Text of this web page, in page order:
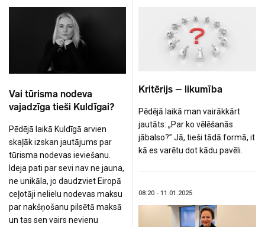
Vai tūrisma nodeva
vajadzīga tieši Kuldīgai?
Pēdējā laikā Kuldīgā arvien
skaļāk izskan jautājums par
tūrisma nodevas ieviešanu.
Ideja pati par sevi nav ne jauna,
ne unikāla, jo daudzviet Eiropā
ceļotāji nelielu nodevas maksu
par nakšņošanu pilsētā maksā
un tas sen vairs nevienu
Kritērijs – likumība
Pēdējā laikā man vairākkārt
jautāts: „Par ko vēlēšanās
jābalso?” Jā, tieši tādā formā, it
kā es varētu dot kādu pavēli.
08:20 - 11.01.2025